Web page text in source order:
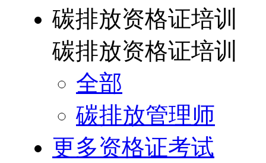
碳排放资格证培训
碳排放资格证培训
全部
碳排放管理师
更多资格证考试